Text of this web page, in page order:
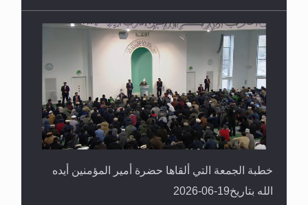
خطبة الجمعة التي ألقاها حضرة أمير المؤمنين أيده
الله بتاريخ19-06-2026